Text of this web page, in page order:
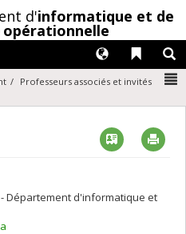
d'informatique et de
opérationnelle
Liens
Langues
Professeurs associés et invités
Vcard
Département d'informatique et